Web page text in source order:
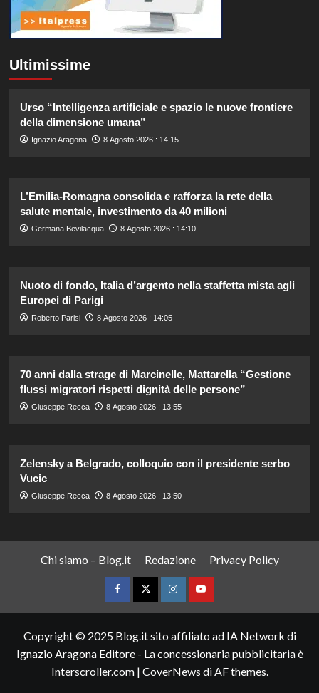
Ultimissime
Urso “Intelligenza artificiale e spazio le nuove frontiere
della dimensione umana”
Ignazio Aragona 8 Agosto 2026 : 14:15
L’Emilia-Romagna consolida e rafforza la rete della
salute mentale, investimento da 40 milioni
Germana Bevilacqua 8 Agosto 2026 : 14:10
Nuoto di fondo, Italia d’argento nella staffetta mista agli
Europei di Parigi
Roberto Parisi 8 Agosto 2026 : 14:05
70 anni dalla strage di Marcinelle, Mattarella “Gestione
flussi migratori rispetti dignità delle persone”
Giuseppe Recca 8 Agosto 2026 : 13:55
Zelensky a Belgrado, colloquio con il presidente serbo
Vucic
Giuseppe Recca 8 Agosto 2026 : 13:50
Chi siamo – Blog.it Redazione Privacy Policy
FacebookTwitterInstagramYouTube
Copyright © 2025 Blog.it sito affiliato ad IA Network di
Ignazio Aragona Editore - La concessionaria pubblicitaria è
Interscroller.com | CoverNews di AF themes.